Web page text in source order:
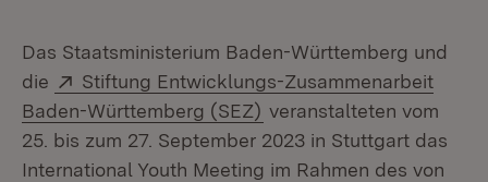
Das Staatsministerium Baden-Württemberg und
die
Extern:
Stiftung Entwicklungs-Zusammenarbeit
Baden-Württemberg (SEZ) (Öffnet in neuem
veranstalteten vom
25. bis zum 27. September 2023 in Stuttgart das
International Youth Meeting im Rahmen des von